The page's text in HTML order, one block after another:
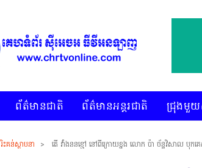
ព័ត៌មានជាតិ ព័ត៌មានអន្តរជាតិ ជ្រុងមួយ
រិះគន់ស្ថាបនា >
តើ វាំងននខ្មៅ នៅពីក្រោយខ្នង លោក ប៉ា ច័ន្ទវិសាល បុ